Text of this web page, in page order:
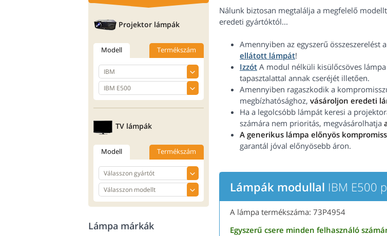
Nálunk biztosan megtalálja a megfelelő
eredeti gyártóktól...
Amennyiben az egyszerű
ellátott lámpát!
Izzót A modul nélküli kisülőcsöves
tapasztalattal annak cseréjét illetően.
Amennyiben ragaszkodik a
megbízhatósághoz, vásároljon eredeti
Ha a legolcsóbb lámpát keresi a
számára nem prioritás, megvásárolhatja
A generikus lámpa előnyös
garantál jóval előnyösebb áron.
Lámpák modullal IBM E500
A lámpa termékszáma: 73P4954
Egyszerű csere minden felhasználó
Projektor lámpák
Modell Termékszám
TV lámpák
Modell Termékszám
Lámpa márkák